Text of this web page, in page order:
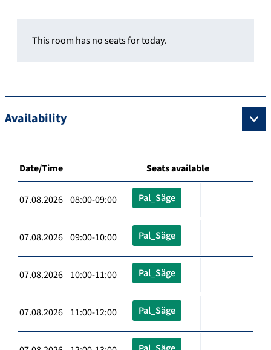
This room has no seats for today.
Availability
Date/Time Seats available
07.08.2026 08:00-09:00 Pal_Säge
07.08.2026 09:00-10:00 Pal_Säge
07.08.2026 10:00-11:00 Pal_Säge
07.08.2026 11:00-12:00 Pal_Säge